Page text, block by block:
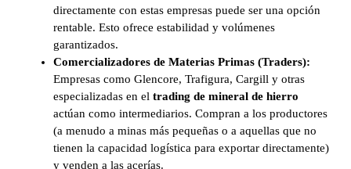
directamente con estas empresas puede ser una opción
rentable. Esto ofrece estabilidad y volúmenes
garantizados.
Comercializadores de Materias Primas (Traders):
Empresas como Glencore, Trafigura, Cargill y otras
especializadas en el trading de mineral de hierro
actúan como intermediarios. Compran a los productores
(a menudo a minas más pequeñas o a aquellas que no
tienen la capacidad logística para exportar directamente)
y venden a las acerías.